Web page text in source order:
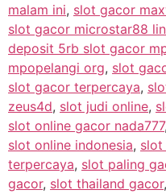
malam ini, slot gacor
slot gacor microstar88
deposit 5rb slot gacor
mpopelangi org, slot
slot gacor terpercaya,
zeus4d, slot judi online,
slot online gacor nada777,
slot online indonesia, slot
terpercaya, slot paling
gacor, slot thailand gacor,